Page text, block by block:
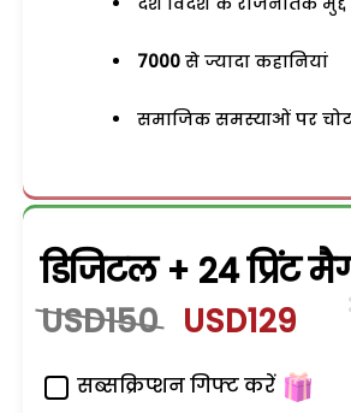
7000 से ज्यादा कहानियां
समाजिक समस्याओं पर
डिजिटल + 24 प्रिंट
USD150 USD129
सब्सक्रिप्शन गिफ्ट करें